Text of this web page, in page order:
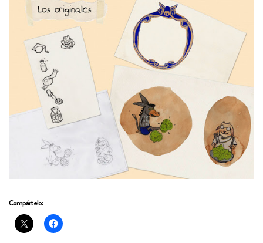
Compártelo: